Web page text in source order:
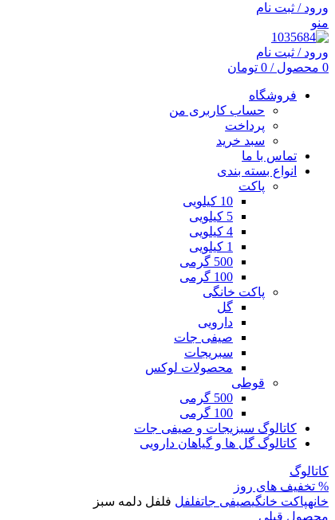
ورود / ثبت نام
منو
ورود / ثبت نام
0 محصول /
0 تومان
فروشگاه
حساب کاربری من
پرداخت
سبد خرید
تماس با ما
انواع بسته بندی
پاکت
10 کیلویی
5 کیلویی
4 کیلویی
1 کیلویی
500 گرمی
100 گرمی
پاکت خانگی
گل
دارویی
صیفی جات
سبریجات
محصولات لوکس
قوطی
500 گرمی
100 گرمی
کاتالوگ سبزیجات و صیفی جات
کاتالوگ گل ها و گیاهان دارویی
کاتالوگ
% تخفیف های روز
خانهپاکت خانگیصیفی جاتفلفل فلفل دلمه سبز
محصول قبلی